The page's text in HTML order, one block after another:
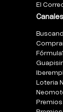
El
Fórmula1
Loteria